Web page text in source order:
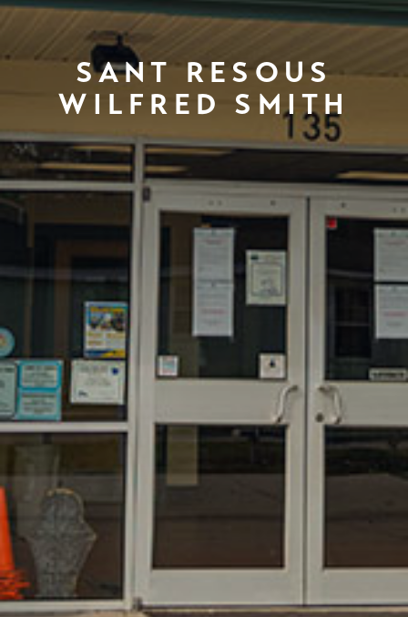
SANT RESOUS
WILFRED SMITH